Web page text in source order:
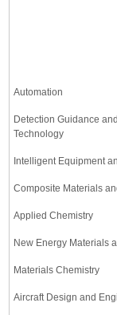
Automation
Detection Guidance
Technology
Intelligent Equipment
Composite Materials
Applied Chemistry
New Energy Materials
Materials Chemistry
Aircraft Design and